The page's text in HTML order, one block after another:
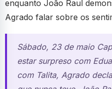
enquanto João Raul
Agrado falar sobre os
Sábado, 23 de maio
estar surpreso com
com Talita, Agrado